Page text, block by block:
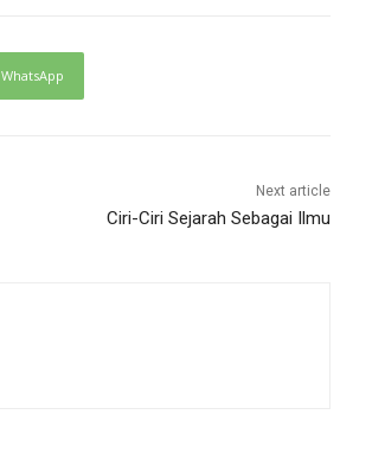
WhatsApp
Next article
Ciri-Ciri Sejarah Sebagai Ilmu